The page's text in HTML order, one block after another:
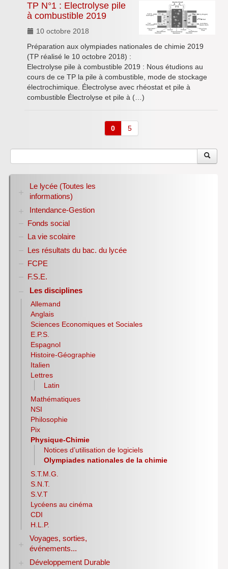
TP N°1 : Electrolyse pile
à combustible 2019
10 octobre 2018
Préparation aux olympiades nationales de chimie 2019
(TP réalisé le 10 octobre 2018) :
Electrolyse pile à combustible 2019 : Nous étudions au
cours de ce TP la pile à combustible, mode de stockage
électrochimique. Électrolyse avec rhéostat et pile à
combustible Électrolyse et pile à (…)
0 5
Le lycée (Toutes les
informations)
RENTREE 2026-2027
Stage des élèves de seconde
Intendance-Gestion
Restauration scolaire
Bourses nationales
Année scolaire 2017-2018
Année scolaire 2018-2019
Année scolaire 2019-2020
Fonds social
La vie scolaire
Les résultats du bac. du lycée
FCPE
F.S.E.
Les disciplines
Allemand
Anglais
Sciences Economiques et Sociales
E.P.S.
Espagnol
Histoire-Géographie
Italien
Lettres
Latin
Mathématiques
NSI
Philosophie
Pix
Physique-Chimie
Notices d’utilisation de logiciels
Olympiades nationales de la chimie
S.T.M.G.
S.N.T.
S.V.T
Lycéens au cinéma
CDI
H.L.P.
Voyages, sorties,
événements...
Année 1998-2007
Développement Durable